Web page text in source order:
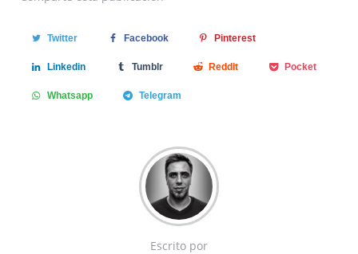
Twitter Facebook Pinterest
Linkedin Tumblr Reddit Pocket
Whatsapp Telegram
Escrito por